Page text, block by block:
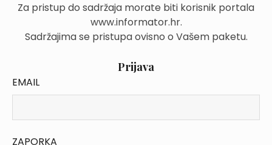
Za pristup do sadržaja morate biti korisnik portala
www.informator.hr.
Sadržajima se pristupa ovisno o Vašem paketu.
Prijava
EMAIL
ZAPORKA